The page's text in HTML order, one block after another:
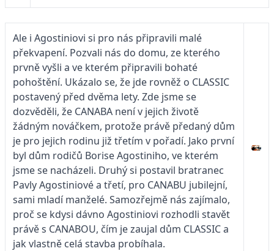
Ale i Agostiniovi si pro nás připravili malé
překvapení. Pozvali nás do domu, ze kterého
prvně vyšli a ve kterém připravili bohaté
pohoštění. Ukázalo se, že jde rovněž o CLASSIC
postavený před dvěma lety. Zde jsme se
dozvěděli, že CANABA není v jejich životě
žádným nováčkem, protože právě předaný dům
je pro jejich rodinu již třetím v pořadí. Jako první
byl dům rodičů Borise Agostiniho, ve kterém
jsme se nacházeli. Druhý si postavil bratranec
Pavly Agostiniové a třetí, pro CANABU jubilejní,
sami mladí manželé. Samozřejmě nás zajímalo,
proč se kdysi dávno Agostiniovi rozhodli stavět
právě s CANABOU, čím je zaujal dům CLASSIC a
jak vlastně celá stavba probíhala.